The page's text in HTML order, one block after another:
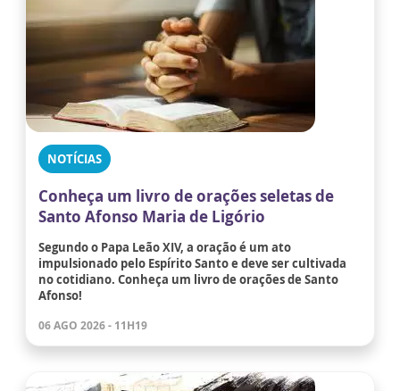
NOTÍCIAS
Conheça um livro de orações seletas de
Santo Afonso Maria de Ligório
Segundo o Papa Leão XIV, a oração é um ato
impulsionado pelo Espírito Santo e deve ser cultivada
no cotidiano. Conheça um livro de orações de Santo
Afonso!
06 AGO 2026 - 11H19